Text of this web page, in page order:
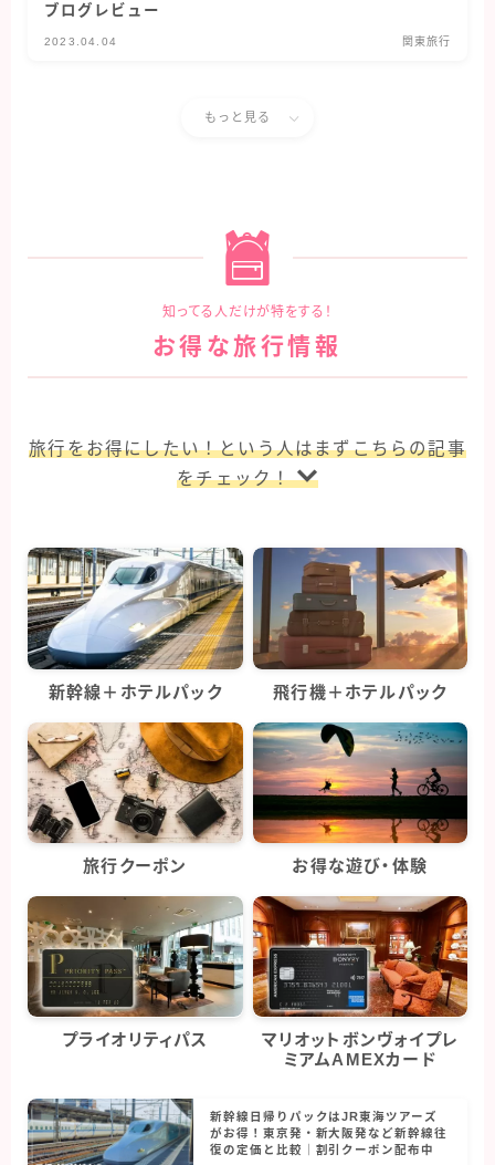
ブログレビュー
2023.04.04 関東旅行
もっと見る
知ってる人だけが特をする！
お得な旅行情報
旅行をお得にしたい！という人はまずこちらの記事
をチェック！
新幹線＋ホテルパック 飛行機＋ホテルパック
旅行クーポン お得な遊び・体験
プライオリティパス
マリオットボンヴォイプレ
ミアムAMEXカード
新幹線日帰りパックはJR東海ツアーズ
がお得！東京発・新大阪発など新幹線往
復の定価と比較｜割引クーポン配布中